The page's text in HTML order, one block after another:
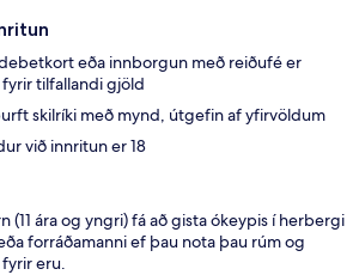
eða innborgun með reiðufé er
tilfallandi gjöld
skilríki með mynd, útgefin af yfirvöldum
við innritun er 18
(11 ára og yngri) fá að gista ókeypis í herbergi
forráðamanni ef þau nota þau rúm og
eru.